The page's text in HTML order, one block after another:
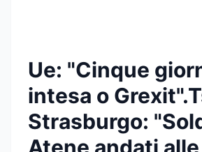
Ue: "Cinque
intesa o
Strasburgo: